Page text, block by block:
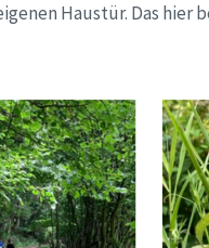
Haustür. Das hier